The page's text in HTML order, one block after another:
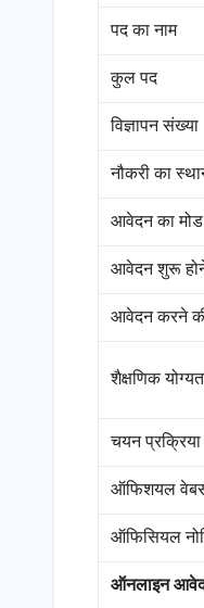
पद का नाम
कुल पद
विज्ञापन संख्या
नौकरी का
आवेदन का मोड
आवेदन शुरू
आवेदन करने
शैक्षणिक
चयन प्रक्रिया
ऑफिशयल
ऑफिसियल
ऑनलाइन